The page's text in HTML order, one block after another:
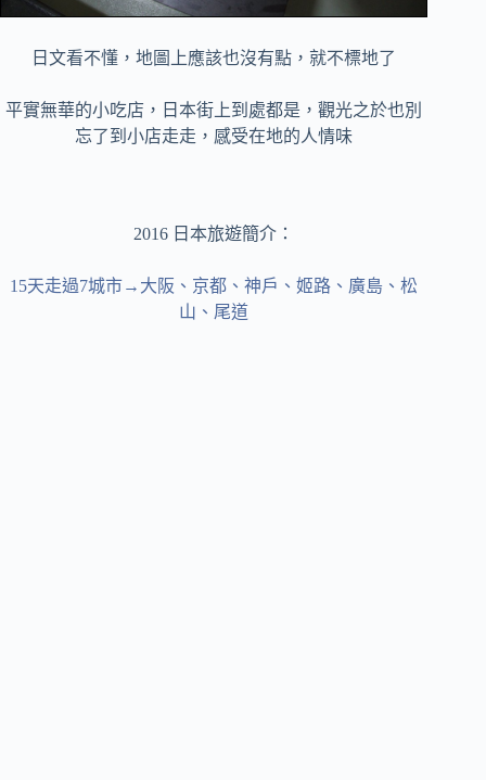
日文看不懂，地圖上應該也沒有點，就不標地了
平實無華的小吃店，日本街上到處都是，觀光之於也別
忘了到小店走走，感受在地的人情味
2016 日本旅遊簡介：
15天走過7城市→大阪、京都、神戶、姬路、廣島、松
山、尾道